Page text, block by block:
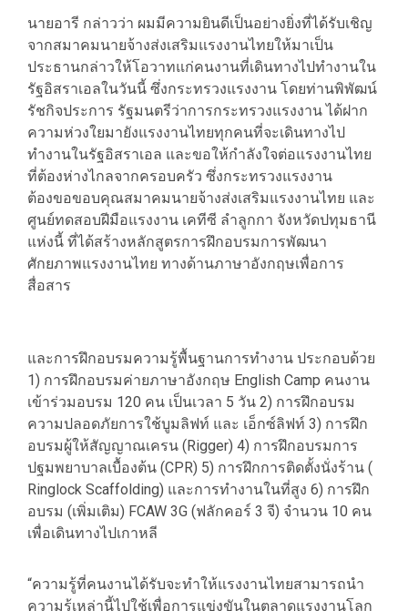
นายอารี กล่าวว่า ผมมีความยินดีเป็นอย่างยิ่งที่ได้รับเชิญ
จากสมาคมนายจ้างส่งเสริมแรงงานไทยให้มาเป็น
ประธานกล่าวให้โอวาทแก่คนงานที่เดินทางไปทำงานใน
รัฐอิสราเอลในวันนี้ ซึ่งกระทรวงแรงงาน โดยท่านพิพัฒน์
รัชกิจประการ รัฐมนตรีว่าการกระทรวงแรงงาน ได้ฝาก
ความห่วงใยมายังแรงงานไทยทุกคนที่จะเดินทางไป
ทำงานในรัฐอิสราเอล และขอให้กำลังใจต่อแรงงานไทย
ที่ต้องห่างไกลจากครอบครัว ซึ่งกระทรวงแรงงาน
ต้องขอขอบคุณสมาคมนายจ้างส่งเสริมแรงงานไทย และ
ศูนย์ทดสอบฝีมือแรงงาน เคทีซี ลำลูกกา จังหวัดปทุมธานี
แห่งนี้ ที่ได้สร้างหลักสูตรการฝึกอบรมการพัฒนา
ศักยภาพแรงงานไทย ทางด้านภาษาอังกฤษเพื่อการ
สื่อสาร
และการฝึกอบรมความรู้พื้นฐานการทำงาน ประกอบด้วย
1) การฝึกอบรมค่ายภาษาอังกฤษ English Camp คนงาน
เข้าร่วมอบรม 120 คน เป็นเวลา 5 วัน 2) การฝึกอบรม
ความปลอดภัยการใช้บูมลิฟท์ และ เอ็กซ์ลิฟท์ 3) การฝึก
อบรมผู้ให้สัญญาณเครน (Rigger) 4) การฝึกอบรมการ
ปฐมพยาบาลเบื้องต้น (CPR) 5) การฝึกการติดตั้งนั่งร้าน (
Ringlock Scaffolding) และการทำงานในที่สูง 6) การฝึก
อบรม (เพิ่มเติม) FCAW 3G (ฟลักคอร์ 3 จี) จำนวน 10 คน
เพื่อเดินทางไปเกาหลี
“ความรู้ที่คนงานได้รับจะทำให้แรงงานไทยสามารถนำ
ความรู้เหล่านี้ไปใช้เพื่อการแข่งขันในตลาดแรงงานโลก